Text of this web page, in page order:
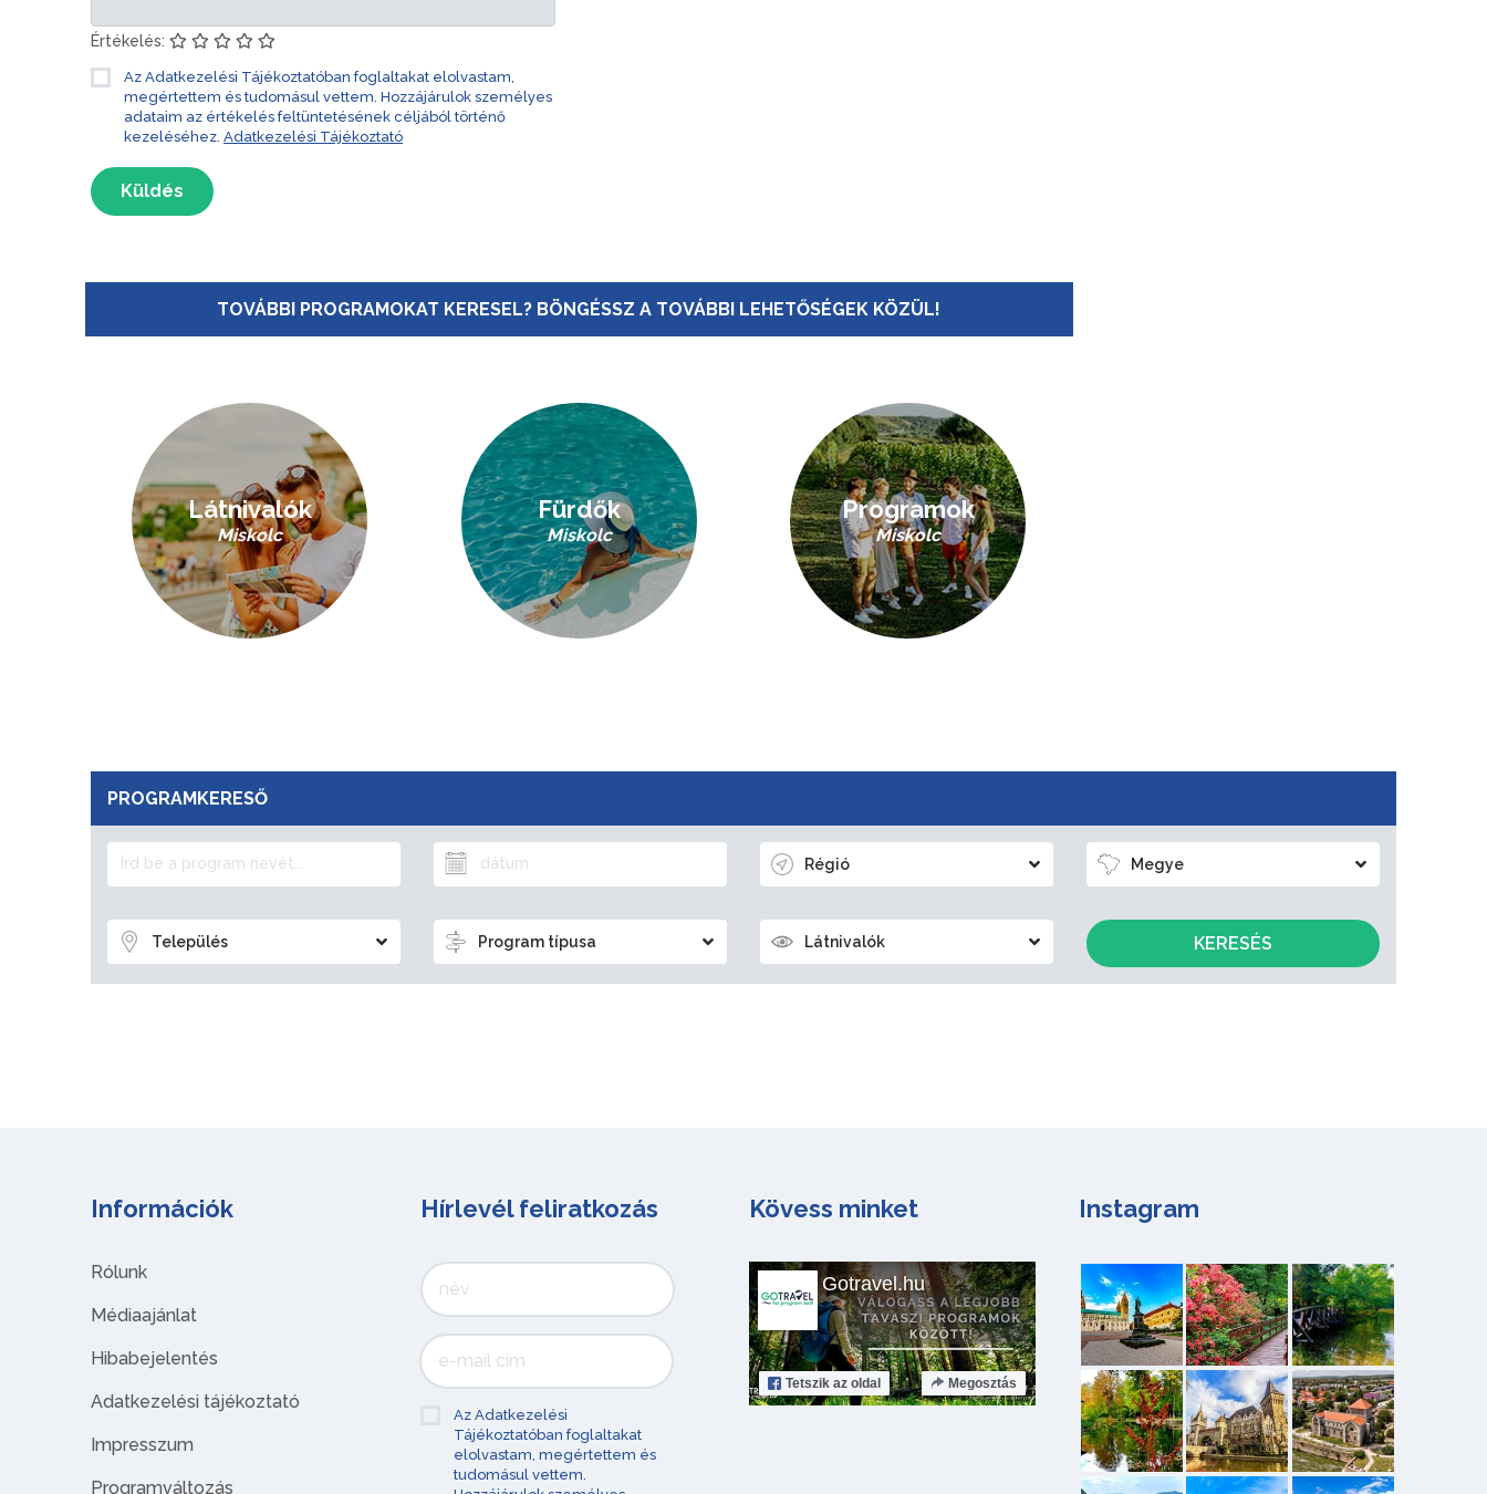
Értékelés:
Az Adatkezelési Tájékoztatóban foglaltakat elolvastam,
megértettem és tudomásul vettem. Hozzájárulok személyes
adataim az értékelés feltüntetésének céljából történő
kezeléséhez. Adatkezelési Tájékoztató
Küldés
TOVÁBBI PROGRAMOKAT KERESEL? BÖNGÉSSZ A TOVÁBBI LEHETŐSÉGEK KÖZÜL!
Látnivalók
Miskolc
Fürdők
Miskolc
Programok
Miskolc
PROGRAMKERESŐ
Régió Megye
Település Program típusa Látnivalók KERESÉS
Információk
Rólunk
Médiaajánlat
Hibabejelentés
Adatkezelési tájékoztató
Impresszum
Programváltozás
Hírlevél feliratkozás
Az Adatkezelési
Tájékoztatóban foglaltakat
elolvastam, megértettem és
tudomásul vettem.
Kövess minket
Gotravel.hu
Tetszik az oldal Megosztás
Instagram